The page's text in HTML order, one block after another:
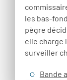
les bas-
pègre
elle charge
surveiller
Bande